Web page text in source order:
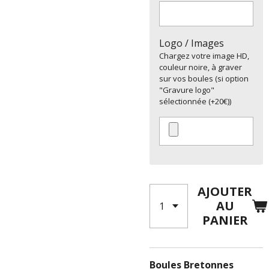
Logo / Images
Chargez votre image HD,
couleur noire, à graver
sur vos boules (si option
"Gravure logo"
sélectionnée (+20€))
AJOUTER
AU
PANIER
Boules Bretonnes